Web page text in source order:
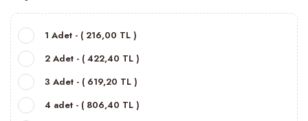
1 Adet - ( 216,00 TL )
2 Adet - ( 422,40 TL )
3 Adet - ( 619,20 TL )
4 adet - ( 806,40 TL )